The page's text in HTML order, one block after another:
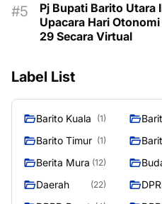
Pj Bupati Barito Utara
Upacara Hari
29 Secara Virtual
Label List
Barito Kuala (1)
Barito Timur (1)
Berita Mura (12)
Daerah (22)